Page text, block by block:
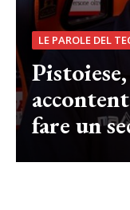
LE PAROLE DEL
fare un